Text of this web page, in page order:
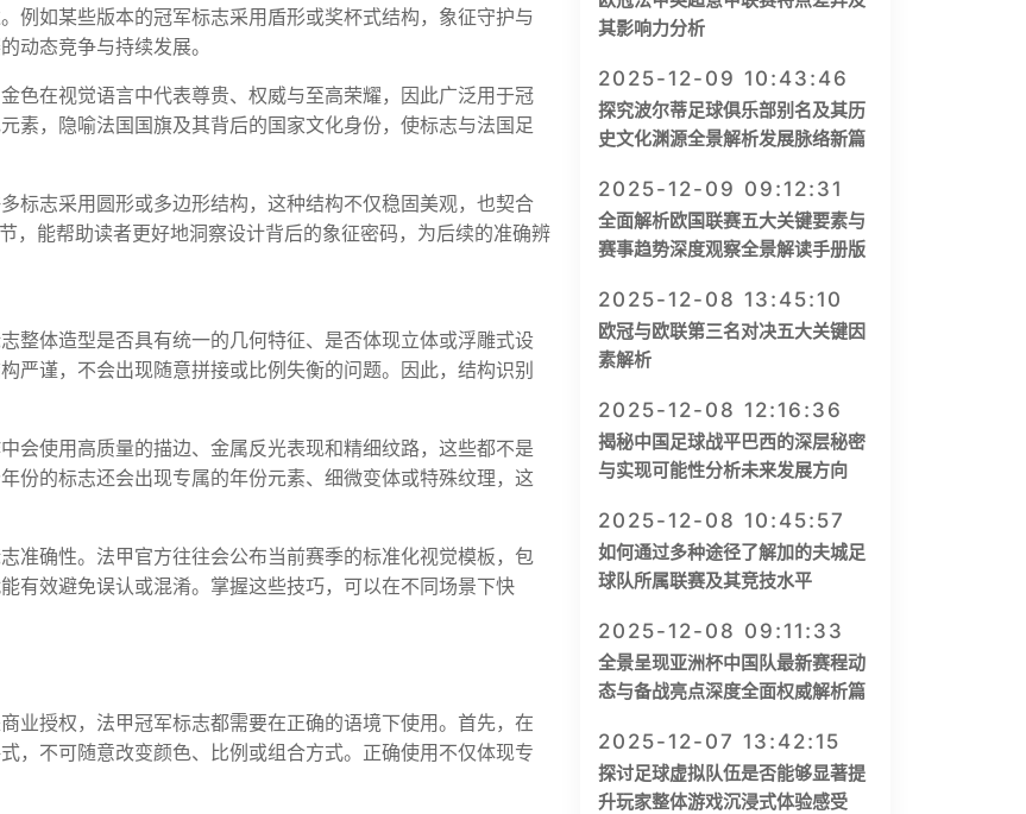
例如某些版本的冠军标志采用盾形或奖杯式结构，象征守护与
动态竞争与持续发展。
色在视觉语言中代表尊贵、权威与至高荣耀，因此广泛用于冠
素，隐喻法国国旗及其背后的国家文化身份，使标志与法国足
标志采用圆形或多边形结构，这种结构不仅稳固美观，也契合
，能帮助读者更好地洞察设计背后的象征密码，为后续的准确辨
整体造型是否具有统一的几何特征、是否体现立体或浮雕式设
严谨，不会出现随意拼接或比例失衡的问题。因此，结构识别
会使用高质量的描边、金属反光表现和精细纹路，这些都不是
份的标志还会出现专属的年份元素、细微变体或特殊纹理，这
准确性。法甲官方往往会公布当前赛季的标准化视觉模板，包
有效避免误认或混淆。掌握这些技巧，可以在不同场景下快
业授权，法甲冠军标志都需要在正确的语境下使用。首先，在
，不可随意改变颜色、比例或组合方式。正确使用不仅体现专
其影响力分析
2025-12-09 10:43:46
探究波尔蒂足球俱乐部别名及其历
史文化渊源全景解析发展脉络新篇
2025-12-09 09:12:31
全面解析欧国联赛五大关键要素与
赛事趋势深度观察全景解读手册版
2025-12-08 13:45:10
欧冠与欧联第三名对决五大关键因
素解析
2025-12-08 12:16:36
揭秘中国足球战平巴西的深层秘密
与实现可能性分析未来发展方向
2025-12-08 10:45:57
如何通过多种途径了解加的夫城足
球队所属联赛及其竞技水平
2025-12-08 09:11:33
全景呈现亚洲杯中国队最新赛程动
态与备战亮点深度全面权威解析篇
2025-12-07 13:42:15
探讨足球虚拟队伍是否能够显著提
升玩家整体游戏沉浸式体验感受